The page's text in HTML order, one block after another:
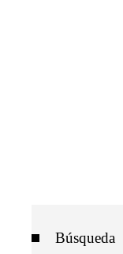
Búsqueda